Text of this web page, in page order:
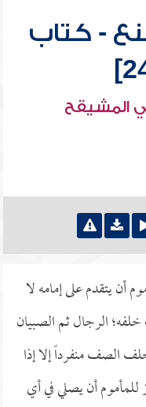
- كتاب
المشيقح
أن يتقدم على إمامه لا
الرجال ثم الصبيان
الصف منفرداً إلا إذا
أن يصلي في أي